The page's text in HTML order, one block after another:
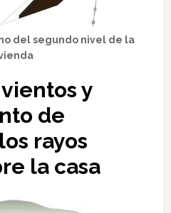
nivel de la
y
de
rayos
la casa